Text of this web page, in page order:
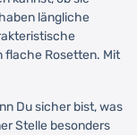
längliche
flache Rosetten. Mit
Du sicher bist, was
Stelle besonders